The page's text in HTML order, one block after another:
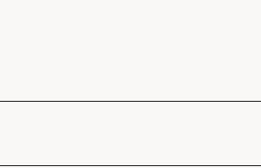
de mensheid voor staat te